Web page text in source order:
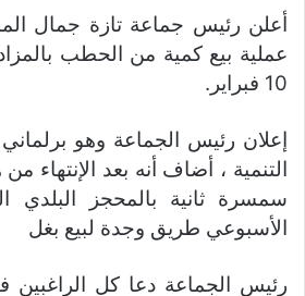
أعلن رئيس جماعة تازة جمال
عملية بيع كمية من الحطب بالمزاد
10 فبراير.
إعلان رئيس الجماعة وهو
التنمية ، أضاف أنه بعد الإنتهاء
سمسرة ثانية بالمحجز البلدي
الأسبوعي طريق وجدة لبيع بغل
رئيس الجماعة دعا كل الراغبين